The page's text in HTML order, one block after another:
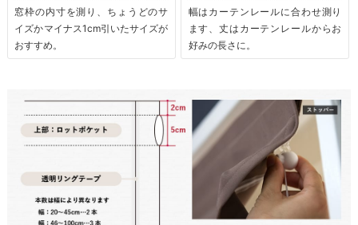
窓枠の内寸を測り、ちょうどのサ
イズかマイナス1cm引いたサイズが
おすすめ。
幅はカーテンレールに合わせ測り
ます、丈はカーテンレールからお
好みの長さに。